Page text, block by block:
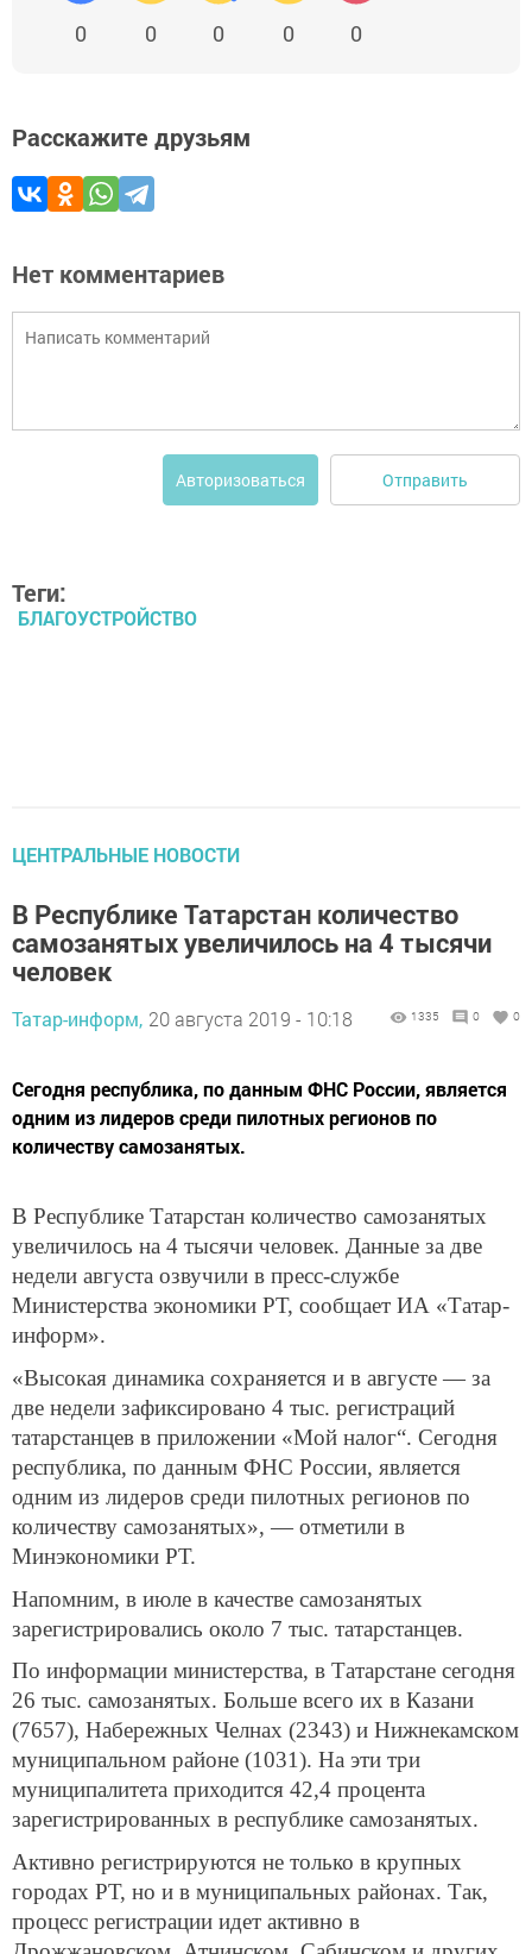
0 0 0 0 0
Расскажите друзьям
Нет комментариев
Авторизоваться Отправить
Теги:
БЛАГОУСТРОЙСТВО
ЦЕНТРАЛЬНЫЕ НОВОСТИ
В Республике Татарстан количество
самозанятых увеличилось на 4 тысячи
человек
Татар-информ, 20 августа 2019 - 10:18 1335 0 0
Сегодня республика, по данным ФНС России, является
одним из лидеров среди пилотных регионов по
количеству самозанятых.
В Республике Татарстан количество самозанятых
увеличилось на 4 тысячи человек. Данные за две
недели августа озвучили в пресс-службе
Министерства экономики РТ, сообщает ИА «Татар-
информ».
«Высокая динамика сохраняется и в августе — за
две недели зафиксировано 4 тыс. регистраций
татарстанцев в приложении «Мой налог“. Сегодня
республика, по данным ФНС России, является
одним из лидеров среди пилотных регионов по
количеству самозанятых», — отметили в
Минэкономики РТ.
Напомним, в июле в качестве самозанятых
зарегистрировались около 7 тыс. татарстанцев.
По информации министерства, в Татарстане сегодня
26 тыс. самозанятых. Больше всего их в Казани
(7657), Набережных Челнах (2343) и Нижнекамском
муниципальном районе (1031). На эти три
муниципалитета приходится 42,4 процента
зарегистрированных в республике самозанятых.
Активно регистрируются не только в крупных
городах РТ, но и в муниципальных районах. Так,
процесс регистрации идет активно в